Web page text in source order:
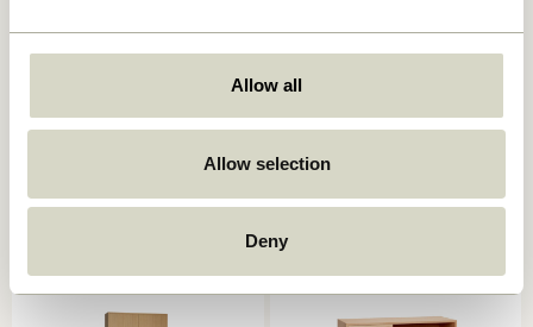
Allow all
Allow selection
Deny
Tilføj til kurv
8.099,00
Tilføj til kurv